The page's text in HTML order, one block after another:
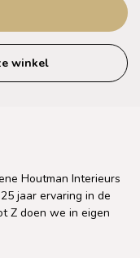
winkel
Houtman Interieurs
jaar ervaring in de
Z doen we in eigen